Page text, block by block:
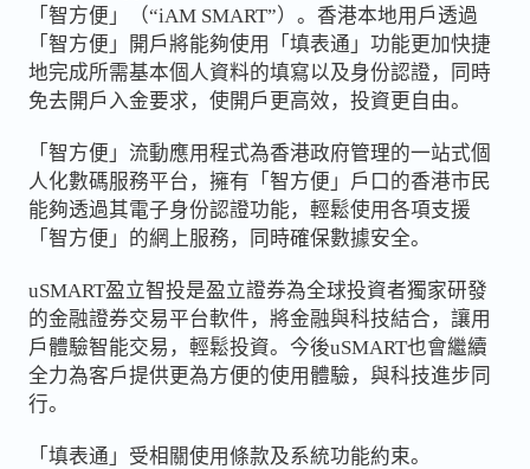
「智方便」（“iAM SMART”）。香港本地用戶透過
「智方便」開戶將能夠使用「填表通」功能更加快捷
地完成所需基本個人資料的填寫以及身份認證，同時
免去開戶入金要求，使開戶更高效，投資更自由。
「智方便」流動應用程式為香港政府管理的一站式個
人化數碼服務平台，擁有「智方便」戶口的香港市民
能夠透過其電子身份認證功能，輕鬆使用各項支援
「智方便」的網上服務，同時確保數據安全。
uSMART盈立智投是盈立證券為全球投資者獨家研發
的金融證券交易平台軟件，將金融與科技結合，讓用
戶體驗智能交易，輕鬆投資。今後uSMART也會繼續
全力為客戶提供更為方便的使用體驗，與科技進步同
行。
「填表通」受相關使用條款及系統功能約束。